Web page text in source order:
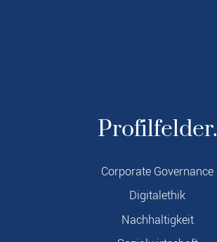
Profilfelder.
Corporate Governance
Digitalethik
Nachhaltigkeit